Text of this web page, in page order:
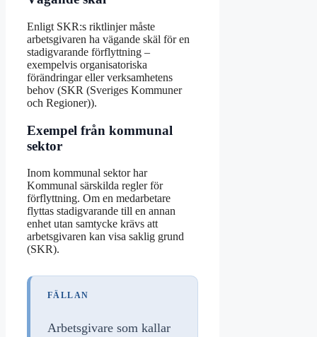
Enligt SKR:s riktlinjer måste
arbetsgivaren ha vägande skäl för en
stadigvarande förflyttning –
exempelvis organisatoriska
förändringar eller verksamhetens
behov (SKR (Sveriges Kommuner
och Regioner)).
Exempel från kommunal
sektor
Inom kommunal sektor har
Kommunal särskilda regler för
förflyttning. Om en medarbetare
flyttas stadigvarande till en annan
enhet utan samtycke krävs att
arbetsgivaren kan visa saklig grund
(SKR).
FÄLLAN
Arbetsgivare som kallar